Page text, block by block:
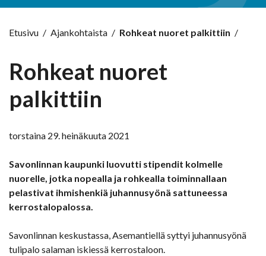
Etusivu / Ajankohtaista / Rohkeat nuoret palkittiin /
Rohkeat nuoret
palkittiin
torstaina 29. heinäkuuta 2021
Savonlinnan kaupunki luovutti stipendit kolmelle
nuorelle, jotka nopealla ja rohkealla toiminnallaan
pelastivat ihmishenkiä juhannusyönä sattuneessa
kerrostalopalossa.
Savonlinnan keskustassa, Asemantiellä syttyi juhannusyönä
tulipalo salaman iskiessä kerrostaloon.